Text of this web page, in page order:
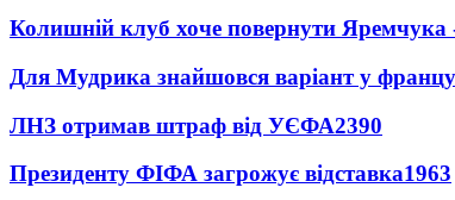
Колишній клуб хоче повернути Яремчука
Для Мудрика знайшовся варіант у
ЛНЗ отримав штраф від УЄФА2390
Президенту ФІФА загрожує відставка1963